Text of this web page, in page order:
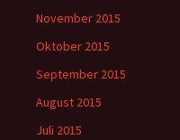
November 2015
Oktober 2015
September 2015
August 2015
Juli 2015